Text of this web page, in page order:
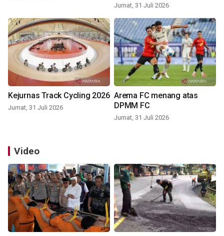
Jumat, 31 Juli 2026
Kejurnas Track Cycling 2026
Jumat, 31 Juli 2026
Arema FC menang atas
DPMM FC
Jumat, 31 Juli 2026
Video